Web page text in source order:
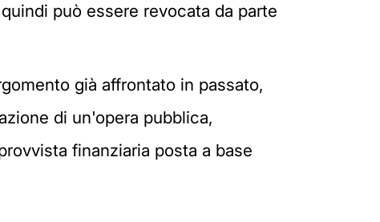
può essere revocata da parte
già affrontato in passato,
di un'opera pubblica,
finanziaria posta a base